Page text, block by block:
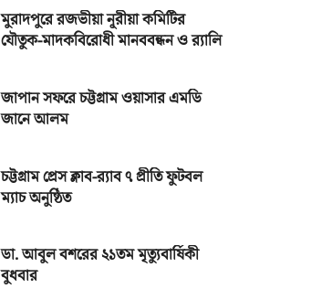
মুরাদপুরে রজভীয়া নূরীয়া কমিটির
যৌতুক-মাদকবিরোধী মানববন্ধন ও র‌্যালি
জাপান সফরে চট্টগ্রাম ওয়াসার এমডি
জানে আলম
চট্টগ্রাম প্রেস ক্লাব-র‌্যাব ৭ প্রীতি ফুটবল
ম্যাচ অনুষ্ঠিত
ডা. আবুল বশরের ২১তম মৃত্যুবার্ষিকী
বুধবার